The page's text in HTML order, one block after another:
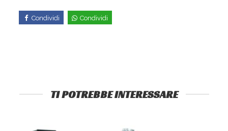
Condividi Condividi
TI POTREBBE INTERESSARE